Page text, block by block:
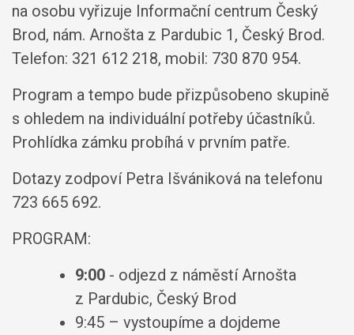
na osobu vyřizuje Informační centrum Český
Brod, nám. Arnošta z Pardubic 1, Český Brod.
Telefon: 321 612 218, mobil: 730 870 954.
Program a tempo bude přizpůsobeno skupině
s ohledem na individuální potřeby účastníků.
Prohlídka zámku probíhá v prvním patře.
Dotazy zodpoví Petra Išvániková na telefonu
723 665 692.
PROGRAM:
9:00 - odjezd z náměstí Arnošta
z Pardubic, Český Brod
9:45 – vystoupíme a dojdeme